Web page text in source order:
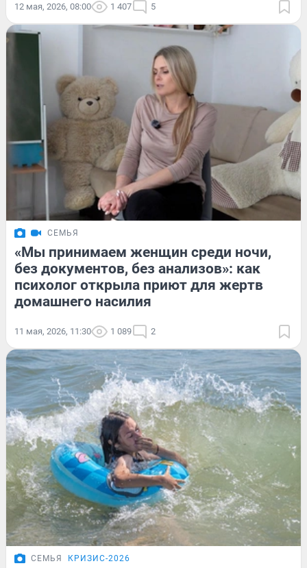
12 мая, 2026, 08:00 1 407 5
СЕМЬЯ
«Мы принимаем женщин среди ночи,
без документов, без анализов»: как
психолог открыла приют для жертв
домашнего насилия
11 мая, 2026, 11:30 1 089 2
СЕМЬЯ КРИЗИС-2026